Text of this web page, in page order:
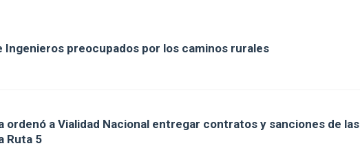
Ingenieros preocupados por los caminos rurales
ordenó a Vialidad Nacional entregar contratos y sanciones de las
Ruta 5